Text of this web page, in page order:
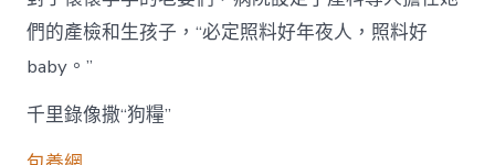
們的產檢和生孩子，“必定照料好年夜人，照料好
baby。”
千里錄像撒“狗糧”